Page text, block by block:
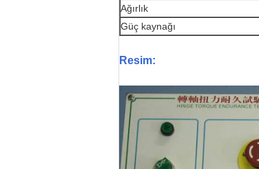
Ağırlık
Güç kaynağı
Resim: